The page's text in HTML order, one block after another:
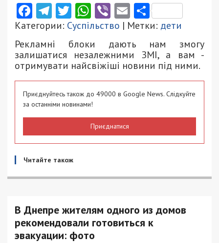
Facebook
Telegram
Twitter
WhatsApp
ViberEmail
Категории: Суспільство | Метки: дети
Рекламні блоки дають нам змогу
залишатися незалежними ЗМІ, а вам -
отримувати найсвіжіші новини під ними.
Приєднуйтесь також до 49000 в Google News. Слідкуйте
за останніми новинами!
Приєднатися
Читайте також
В Днепре жителям одного из домов
рекомендовали готовиться к
эвакуации: фото